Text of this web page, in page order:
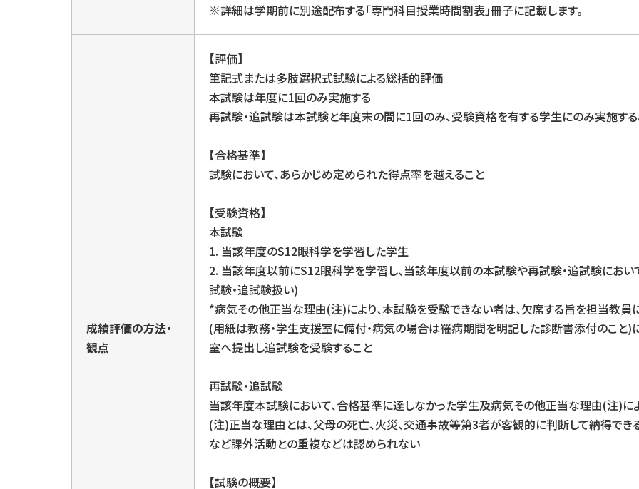
※詳細は学期前に別途配布する「専門科目授業時間割表」冊子に記載します。
成績評価の方法・
観点
【評価】
筆記式または多肢選択式試験による総括的評価
本試験は年度に1回のみ実施する
再試験・追試験は本試験と年度末の間に1回のみ、受験資格を有する学生にのみ実施す
【合格基準】
試験において、あらかじめ定められた得点率を越えること
【受験資格】
本試験
1. 当該年度のS12眼科学を学習した学生
2. 当該年度以前にS12眼科学を学習し、当該年度以前の本試験や再試験・追試験にお
試験・追試験扱い)
*病気その他正当な理由(注)により、本試験を受験できない者は、欠席する旨を担当教員
(用紙は教務・学生支援室に備付・病気の場合は罹病期間を明記した診断書添付のこと)
室へ提出し追試験を受験すること
再試験・追試験
当該年度本試験において、合格基準に達しなかった学生及病気その他正当な理由(注)に
(注)正当な理由とは、父母の死亡、火災、交通事故等第3者が客観的に判断して納得でき
など課外活動との重複などは認められない
【試験の概要】